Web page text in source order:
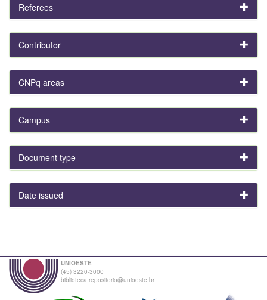
Referees
Contributor
CNPq areas
Campus
Document type
Date issued
UNIOESTE
(45) 3220-3000
biblioteca.repositorio@unioeste.br